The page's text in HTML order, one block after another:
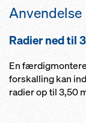
Anvendelse
Radier ned til
En
forskalling kan
radier op til 3,50